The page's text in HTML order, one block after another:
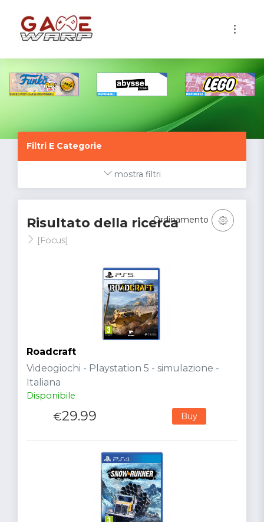
Filtri E Categorie
mostra filtri
Risultato della ricerca
[Focus]
Ordinamento
Roadcraft
Videogiochi - Playstation 5 - simulazione -
Italiana
Disponibile
€29.99 Buy